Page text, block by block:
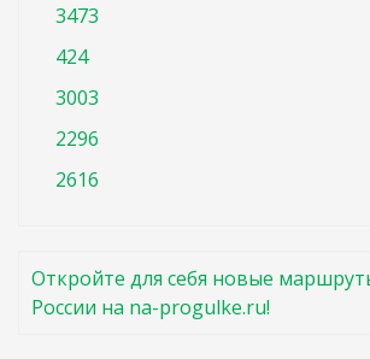
3473
424
3003
2296
2616
Откройте для себя новые
России на na-progulke.ru!